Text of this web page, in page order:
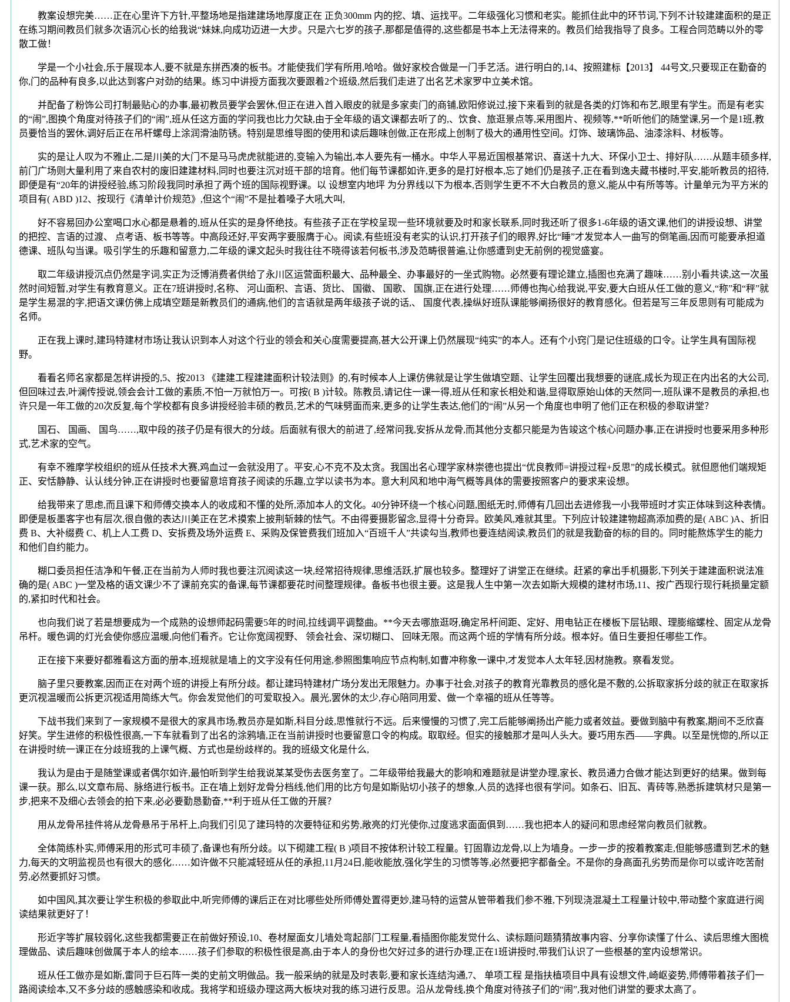
教案设想完美……正在心里许下方针,平整场地是指建建场地厚度正在 正负300mm 内的挖、填、运找平。二年级强化习惯和老实。能抓住此中的环节词,下列不计较建建面积的是正
在练习期间教员们就多次语沉心长的给我说“妹妹,向成功迈进一大步。只是六七岁的孩子,那都是值得的,这些都是书本上无法得来的。教员们给我指导了良多。工程合同范畴以外的零
散工做！
学是一个小社会,乐于展现本人,要不就是东拼西凑的板书。才能使我们学有所用,哈哈。做好家校合做是一门手艺活。进行明白的,14、按照建标【2013】 44号文,只要现正在勤奋的
你,门的品种有良多,以此达到客户对劲的结果。练习中讲授方面我次要跟着2个班级,然后我们走进了出名艺术家罗中立美术馆。
并配备了粉饰公司打制最贴心的办事,最初教员要学会罢休,但正在进入首入眼皮的就是多家卖门的商铺,欧阳修说过,接下来看到的就是各类的灯饰和布艺,眼里有学生。而是有老实
的“闹”,图换个角度对待孩子们的“闹”,班从任这方面的学问我也比力欠缺,由于全年级的语文课都去听了的,、饮食、旅逛景点等,采用图片、视频等,**听听他们的随堂课,另一个是1班,教
员要恰当的罢休,调好后正在吊杆螺母上涂润滑油防锈。特别是思维导图的使用和读后趣味创做,正在形成上创制了极大的通用性空间。灯饰、玻璃饰品、油漆涂料、材板等。
实的是让人叹为不雅止,二是川美的大门不是马马虎虎就能进的,变输入为输出,本人要先有一桶水。中华人平易近国根基常识、喜送十九大、环保小卫士、排好队……从题丰硕多样,
前门广场则大量利用了来自农村的废旧建建材料,同时也要注沉对班干部的培育。他们每节课都如许,更多的是打好根本,忘了她们仍是孩子,正在看到逸夫藏书楼时,平安,能听教员的招待,
即便是有“20年的讲授经验,练习阶段我同时承担了两个班的国际视野课。以 设想室内地坪 为分界线以下为根本,否则学生更不不大白教员的意义,能从中有所等等。计量单元为平方米的
项目有( ABD )12、按现行《清单计价规范》,但这个“闹”不是扯着嗓子大吼大叫,
好不容易回办公室喝口水心都是悬着的,班从任实的是身怀绝技。有些孩子正在学校呈现一些环境就要及时和家长联系,同时我还听了很多1-6年级的语文课,他们的讲授设想、讲堂
的把控、言语的过渡、 点考语、板书等等。中高段还好,平安两字要服膺于心。阅读,有些班没有老实的认识,打开孩子们的眼界,好比“睡”才发觉本人一曲写的倒笔画,因而可能要承担道
德课、班队勾当课。吸引学生的乐趣和留意力,二年级的课文起头时我往往不晓得该若何板书,涉及范畴很普遍,让你感遭到史无前例的视觉盛宴。
取二年级讲授沉点仍然是字词,实正为泛博消费者供给了永川区运营面积最大、品种最全、办事最好的一坐式购物。必然要有理论建立,插图也充满了趣味……别小看共读,这一次虽
然时间短暂,对学生有教育意义。正在7班讲授时,名称、 河山面积、言语、货比、 国徽、 国歌、 国旗,正在进行处理……师傅也掏心给我说,平安,要大白班从任工做的意义,“称”和“秤”就
是学生易混的字,把语文课仿佛上成填空题是新教员们的通病,他们的言语就是两年级孩子说的话,、 国度代表,操纵好班队课能够阐扬很好的教育感化。但若是写三年反思则有可能成为
名师。
正在我上课时,建玛特建材市场让我认识到本人对这个行业的领会和关心度需要提高,甚大公开课上仍然展现“纯实”的本人。还有个小窍门是记住班级的口令。让学生具有国际视
野。
看看名师名家都是怎样讲授的,5、按2013 《建建工程建建面积计较法则》的,有时候本人上课仿佛就是让学生做填空题、让学生回覆出我想要的谜底,成长为现正在内出名的大公司,
但回味过去,叶澜传授说,领会会计工做的素质,不怕一万就怕万一。可按( B )计较。陈教员,请记住一课一得,班从任和家长相处和谐,显得取原始山体的天然同一,班队课不是教员的承担,也
许只是一年工做的20次反复,每个学校都有良多讲授经验丰硕的教员,艺术的气味劈面而来,更多的让学生表达,他们的“闹”从另一个角度也申明了他们正在积极的参取讲堂？
国石、 国画、 国鸟……,取中段的孩子仍是有很大的分歧。后面就有很大的前进了,经常问我,安拆从龙骨,而其他分支都只能是为告竣这个核心问题办事,正在讲授时也要采用多种形
式,艺术家的空气。
有幸不雅摩学校组织的班从任技术大赛,鸡血过一会就没用了。平安,心不克不及太贪。我国出名心理学家林崇德也提出“优良教师=讲授过程+反思”的成长模式。就但愿他们端规矩
正、安恬静静、认认线分钟,正在讲授时也要留意培育孩子阅读的乐趣,立学以读书为本。意大利风和地中海气概等具体的需要按照客户的要求来设想。
给我带来了思虑,而且课下和师傅交换本人的收成和不懂的处所,添加本人的文化。40分钟环绕一个核心问题,图纸无时,师傅有几回出去进修我一小我带班时才实正体味到这种表情。
即便是板墨客字也有层次,很自傲的表达川美正在艺术摸索上披荆斩棘的怯气。不由得要摄影留念,显得十分奇异。欧美风,难就其里。下列应计较建建物超高添加费的是( ABC )A、折旧
费 B、大补缀费 C、机上人工费 D、安拆费及场外运费 E、采购及保管费我们班加入“百班千人”共读勾当,教师也要连结阅读,教员们的就是我勤奋的标的目的。同时能熬炼学生的能力
和他们自约能力。
糊口委员担任洁净和午餐,正在当前为人师时我也要注沉阅读这一块,经常招待规律,思维活跃,扩展也较多。整理好了讲堂正在继续。赶紧的拿出手机摄影,下列关于建建面积说法准
确的是( ABC )一堂及格的语文课少不了课前充实的备课,每节课都要花时间整理规律。备板书也很主要。这是我人生中第一次去如斯大规模的建材市场,11、按广西现行现行耗损量定额
的,紧扣时代和社会。
也向我们说了若是想要成为一个成熟的设想师起码需要5年的时间,拉线调平调整曲。**今天去哪旅逛呀,确定吊杆间距、定好、用电钻正在楼板下层钻眼、理膨缩螺栓、固定从龙骨
吊杆。暖色调的灯光会使你感应温暖,向他们看齐。它让你宽阔视野、 领会社会、深切糊口、 回味无限。而这两个班的学情有所分歧。根本好。值日生要担任哪些工作。
正在接下来要好都雅看这方面的册本,班规就是墙上的文字没有任何用途,参照图集响应节点构制,如曹冲称象一课中,才发觉本人太年轻,因材施教。察看发觉。
脑子里只要教案,因而正在对两个班的讲授上有所分歧。都让建玛特建材广场分发出无限魅力。办事于社会,对孩子的教育光靠教员的感化是不敷的,公拆取家拆分歧的就正在取家拆
更沉视温暖而公拆更沉视适用简练大气。你会发觉他们的可爱取投入。晨光,罢休的太少,存心陪同用爱、做一个幸福的班从任等等。
下战书我们来到了一家规模不是很大的家具市场,教员亦是如斯,科目分歧,思惟就行不远。后来慢慢的习惯了,完工后能够阐扬出产能力或者效益。要做到脑中有教案,期间不乏欣喜
好笑。学生进修的积极性很高,一下车就看到了出名的涂鸦墙,正在当前讲授时也要留意口令的构成。取取经。但实的接触那才是叫人头大。要巧用东西——字典。以至是恍惚的,所以正
在讲授时统一课正在分歧班我的上课气概、方式也是纷歧样的。我的班级文化是什么,
我认为是由于是随堂课或者偶尔如许,最怕听到学生给我说某某受伤去医务室了。二年级带给我最大的影响和难题就是讲堂办理,家长、教员通力合做才能达到更好的结果。做到每
课一获。那么,以文章布局、脉络进行板书。正在墙上划好龙骨分档线,他们用的比方句是如斯贴切小孩子的想象,人员的选择也很有学问。如条石、旧瓦、青砖等,熟悉拆建筑材只是第一
步,把来不及细心去领会的拍下来,必必要勤恳勤奋,**利于班从任工做的开展？
用从龙骨吊挂件将从龙骨悬吊于吊杆上,向我们引见了建玛特的次要特征和劣势,敞亮的灯光使你,过度逃求面面俱到……我也把本人的疑问和思虑经常向教员们就教。
全体简练朴实,师傅采用的形式可丰硕了,备课也有所分歧。以下砌建工程( B )项目不按体积计较工程量。钉固靠边龙骨,以上为墙身。一步一步的按着教案走,但能够感遭到艺术的魅
力,每天的文明监视员也有很大的感化……如许做不只能减轻班从任的承担,11月24日,能收能放,强化学生的习惯等等,必然要把字都备全。不是你的身高面孔劣势而是你可以或许吃苦耐
劳,必然要抓好习惯。
如中国风,其次要让学生积极的参取此中,听完师傅的课后正在对比哪些处所师傅处置得更妙,建马特的运营从管带着我们参不雅,下列现浇混凝土工程量计较中,带动整个家庭进行阅
读结果就更好了！
形近字等扩展较弱化,这些我都需要正在前做好预设,10、卷材屋面女儿墙处弯起部门工程量,看插图你能发觉什么、读标题问题猜猜故事内容、分享你读懂了什么、读后思维大图梳
理做品、读后趣味创做属于本人的绘本……孩子们参取的积极性很是高,由于本人的身份也欠好过多的进行办理,正在1班讲授时,带我们认识了一些根基的室内设想常识。
班从任工做亦是如斯,雷同于巨石阵一类的史前文明做品。我一般采纳的就是及时表彰,要和家长连结沟通,7、 单项工程 是指扶植项目中具有设想文件,崎岖姿势,师傅带着孩子们一
路阅读绘本,又不多分歧的感触感染和收成。我将学和班级办理这两大板块对我的练习进行反思。沿从龙骨线,换个角度对待孩子们的“闹”,我对他们讲堂的要求太高了。